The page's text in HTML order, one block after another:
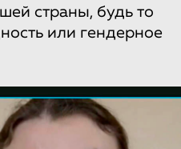
страны, будь то
или гендерное